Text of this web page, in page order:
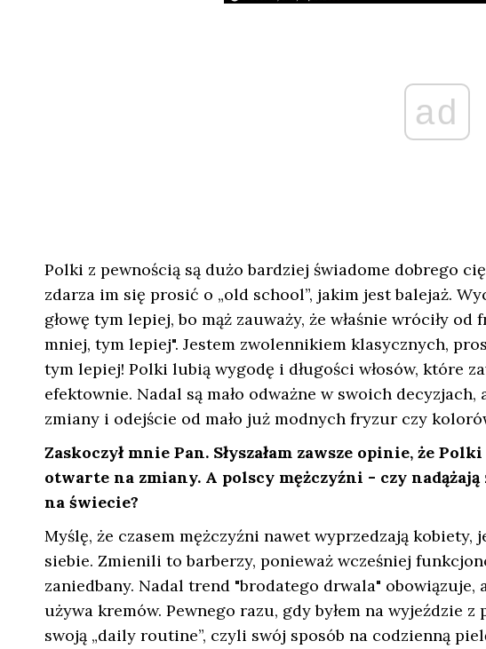
ad
Polki z pewnością są dużo bardziej świadome dobrego
zdarza im się prosić o „old school”, jakim jest balejaż.
głowę tym lepiej, bo mąż zauważy, że właśnie wróciły
mniej, tym lepiej". Jestem zwolennikiem klasycznych,
tym lepiej! Polki lubią wygodę i długości włosów, które
efektownie. Nadal są mało odważne w swoich
zmiany i odejście od mało już modnych fryzur czy
Zaskoczył mnie Pan. Słyszałam zawsze opinie, że
otwarte na zmiany. A polscy mężczyźni - czy
na świecie?
Myślę, że czasem mężczyźni nawet wyprzedzają
siebie. Zmienili to barberzy, ponieważ wcześniej
zaniedbany. Nadal trend "brodatego drwala"
używa kremów. Pewnego razu, gdy byłem na wyjeździe z
swoją „daily routine”, czyli swój sposób na codzienną